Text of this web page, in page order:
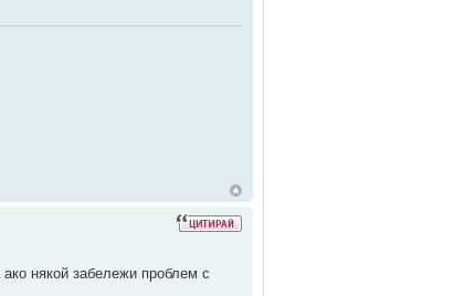
някой забележи проблем с